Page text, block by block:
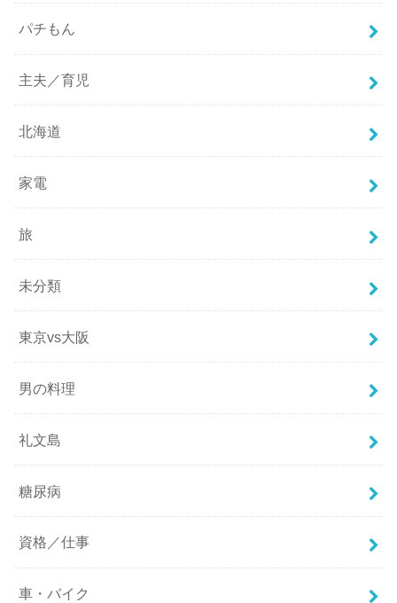
パチもん
主夫／育児
北海道
家電
旅
未分類
東京vs大阪
男の料理
礼文島
糖尿病
資格／仕事
車・バイク